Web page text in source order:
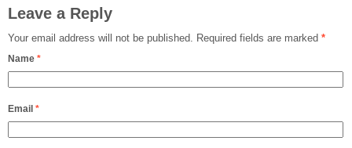
Leave a Reply
Your email address will not be published. Required fields are marked *
Name *
Email *